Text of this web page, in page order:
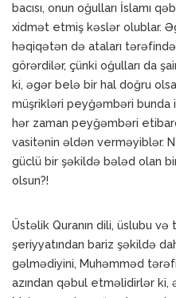
bacısı, onun oğulları İslamı
xidmət etmiş kəslər olublar.
həqiqətən də ataları
görərdilər, çünki oğulları da
ki, əgər belə bir hal doğru
müşrikləri peyğəmbəri
hər zaman peyğəmbəri
vasitənin əldən verməyiblər.
güclü bir şəkildə bələd olan
olsun?!
Üstəlik Quranın dili, üslubu
şeriyyatından bariz şəkildə
gəlmədiyini, Muhəmməd
azından qəbul etməlidirlər ki,